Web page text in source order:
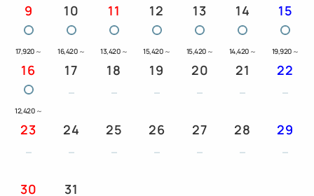
9
17,920 ～
10
16,420 ～
11
13,420 ～
12
15,420 ～
13
15,420 ～
14
14,420 ～
15
19,920 ～
16
12,420 ～
17 18 19 20 21 22
23 24 25 26 27 28 29
30 31